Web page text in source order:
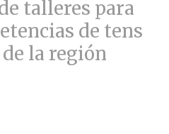
talleres para
de tens
la región